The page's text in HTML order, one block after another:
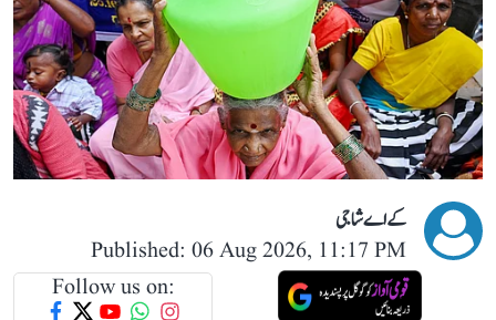
کے اے شاجی
Published: 06 Aug 2026, 11:17 PM
Follow us on: